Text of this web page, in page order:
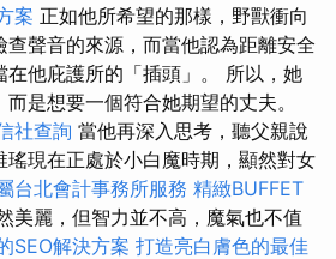
案 正如他所希望的那樣，野獸衝向
查聲音的來源，而當他認為距離安全
在他庇護所的「插頭」。 所以，她
是想要一個符合她期望的丈夫。
社查詢 當他再深入思考，聽父親說
瑤現在正處於小白魔時期，顯然對女
台北會計事務所服務 精緻BUFFET
美麗，但智力並不高，魔氣也不值
SEO解決方案 打造亮白膚色的最佳